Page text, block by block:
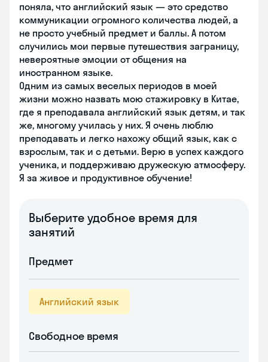
поняла, что английский язык — это средство
коммуникации огромного количества людей, а
не просто учебный предмет и баллы. А потом
случились мои первые путешествия заграницу,
невероятные эмоции от общения на
иностранном языке.
Одним из самых веселых периодов в моей
жизни можно назвать мою стажировку в Китае,
где я преподавала английский язык детям, и так
же, многому училась у них. Я очень люблю
преподавать и легко нахожу общий язык, как с
взрослым, так и с детьми. Верю в успех каждого
ученика, и поддерживаю дружескую атмосферу.
Я за живое и продуктивное обучение!
Выберите удобное время для
занятий
Предмет
Английский язык
Свободное время